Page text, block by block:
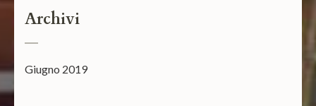
Archivi
Giugno 2019